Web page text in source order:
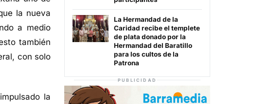
la nueva
a medio
también
con solo
la
La Hermandad de la
Caridad recibe el templete
de plata donado por la
Hermandad del Baratillo
para los cultos de la
Patrona
PUBLICIDAD